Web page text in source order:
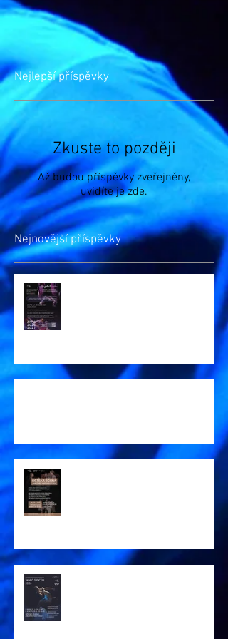
Nejlepší příspěvky
Zkuste to později
Až budou příspěvky zveřejněny,
uvidíte je zde.
Nejnovější příspěvky